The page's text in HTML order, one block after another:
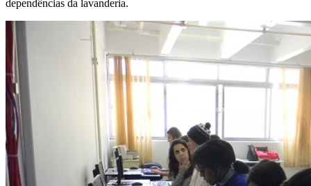
dependências da lavanderia.